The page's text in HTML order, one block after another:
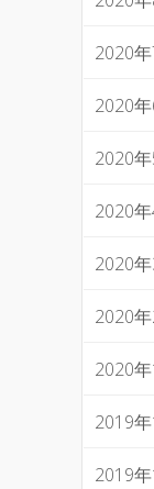
2020
2020
2020
2020
2020
2020
2020
2019
2019